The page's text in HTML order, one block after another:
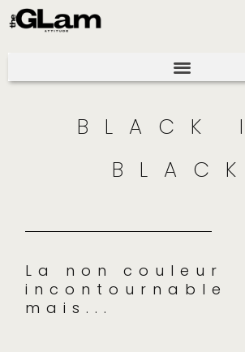
BLACK
BLACK
La non couleur
incontournable
mais...